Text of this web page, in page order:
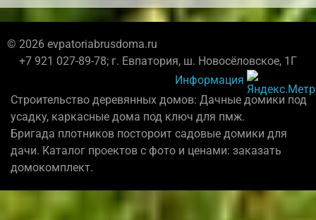
© 2026 evpatoriabrusdoma.ru
+7 921 027-89-78; г. Евпатория, ш. Новосёловское, 1Г
Информация
Строительство деревянных домов: Дачные домики под
усадку, каркасные дома под ключ для пмж.
Бригада плотников постороит садовые домики для
дачи. Каталог проектов с фото и ценами: заказать
домокомплект.